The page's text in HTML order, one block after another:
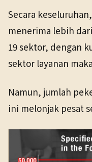
Secara
menerima lebih
19 sektor, dengan
sektor layanan
Namun, jumlah
ini melonjak pesat